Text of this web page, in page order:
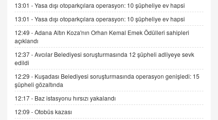
9.12.2025 10:11
İNCİ GÜL AKÖL
06.07.2026 13:00
ADEM AKÖL
Esed Destekçilerinin Yüzüne Vurulan Şamar:
Sednaya
11.12.2024 12:30
13:01 -Yasa dışı otoparkçılara operasyon: 10 şüpheliye ev hapsi
13:01 -Yasa dışı otoparkçılara operasyon: 10 şüpheliye ev hapsi
12:49 -Adana Altın Koza'nın Orhan Kemal Emek Ödülleri sahipleri
açıklandı
12:37 -Avcılar Belediyesi soruşturmasında 12 şüpheli adliyeye sevk
edildi
12:29 - Kuşadası Belediyesi soruşturmasında operasyon genişledi: 15
şüpheli gözaltında
12:17 - Baz istasyonu hırsızı yakalandı
12:09 -Otobüs kazası